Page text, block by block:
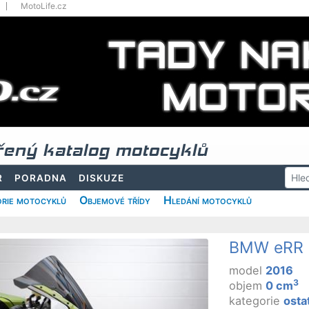
MotoLife.cz
katalog motocyklů
PORADNA DISKUZE
motocyklů Objemové třídy Hledání motocyklů
BMW eRR
model 2016
objem0 cm3
kategorie